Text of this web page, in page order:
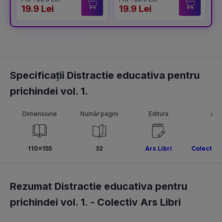
19.9 Lei 19.9 Lei
Specificații Distractie educativa pentru
prichindei vol. 1.
Dimensiune
110x155
Număr pagini
32
Editura
Ars Libri Colectiv
Rezumat Distractie educativa pentru
prichindei vol. 1. - Colectiv Ars Libri